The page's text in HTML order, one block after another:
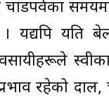
चाडपर्वका
यद्यपि यति
प्रभाव रहेको